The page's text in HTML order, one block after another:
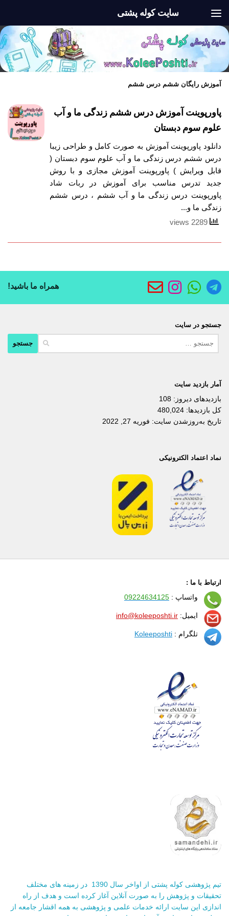
سایت کوله پشتی
آموزش رایگان ششم درس ششم
پاورپوینت آموزش درس ششم زندگی ما و آب
علوم سوم دبستان
دانلود پاورپوینت آموزش به صورت کامل و طراحی زیبا
درس ششم درس زندگی ما و آب علوم سوم دبستان (
قابل ویرایش ) پاورپوینت آموزش مجازی و با روش
جدید تدرس مناسب برای آموزش در ربات شاد
پاورپوینت درس زندگی ما و آب ششم ، درس ششم
زندگی ما و...
همراه ما باشید!
جستجو در سایت
آمار بازدید سایت
بازدیدهای دیروز: 108
کل بازدیدها: 480,024
تاریخ به‌روزشدن سایت: فوریه 27, 2022
نماد اعتماد الکترونیکی
ارتباط با ما :
واتساپ : 09224634125
ایمیل: info@koleeposhti.ir
تلگرام : Koleeposhti
تیم پژوهشی کوله پشتی از اواخر سال 1390 در زمینه های مختلف
تحقیقات و پژوهش را به صورت آنلاین آغاز کرده است و هدف از راه
اندازی این سایت ارائه خدمات علمی و پژوهشی به همه اقشار جامعه از